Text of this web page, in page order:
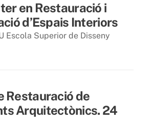
en Restauració i
d’Espais Interiors
Escola Superior de Disseny
Restauració de
Arquitectònics. 24